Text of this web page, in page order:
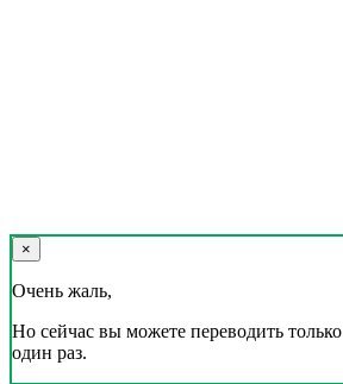
×
Очень жаль,
Но сейчас вы можете переводить только
один раз.